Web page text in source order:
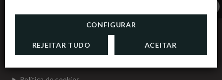
CONFIGURAR
REJEITAR TUDO ACEITAR
Gavião Nature Village
Proteção de Dados